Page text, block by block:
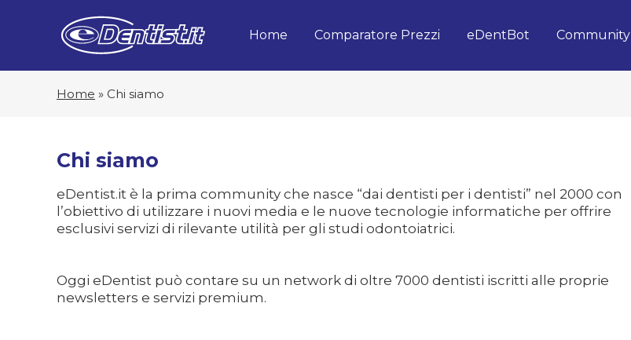
Home Comparatore Prezzi eDentBot Community
Home » Chi siamo
Chi siamo
eDentist.it è la prima community che nasce “dai dentisti per i dentisti” nel 2000 con
l’obiettivo di utilizzare i nuovi media e le nuove tecnologie informatiche per offrire
esclusivi servizi di rilevante utilità per gli studi odontoiatrici.
Oggi eDentist può contare su un network di oltre 7000 dentisti iscritti alle proprie
newsletters e servizi premium.